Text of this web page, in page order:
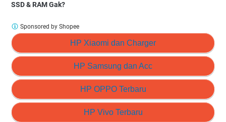
SSD & RAM Gak?
HP Xiaomi dan Charger
HP Samsung dan Acc
HP OPPO Terbaru
HP Vivo Terbaru
Sponsored by Shopee